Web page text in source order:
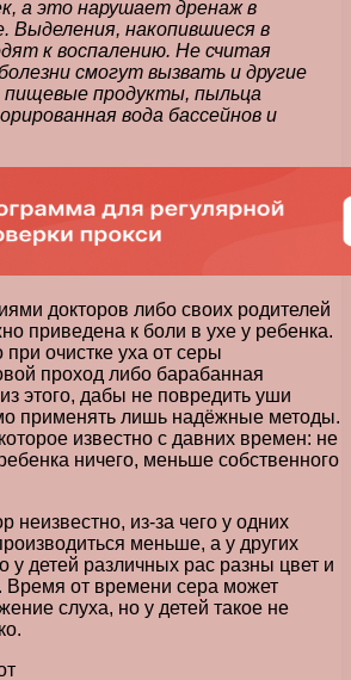
а это нарушает дренаж в
Выделения, накопившиеся в
к воспалению. Не считая
смогут вызвать и другие
продукты, пыльца
вода бассейнов и
докторов либо своих родителей
приведена к боли в ухе у ребенка.
при очистке уха от серы
проход либо барабанная
этого, дабы не повредить уши
применять лишь надёжные методы.
известно с давних времен: не
ничего, меньше собственного
неизвестно, из-за чего у одних
меньше, а у других
у детей различных рас разны цвет и
Время от времени сера может
слуха, но у детей такое не